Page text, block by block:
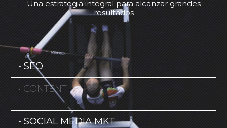
Una estrategia integral para alcanzar grandes
resultados
• SEO
• CONTENT
• SOCIAL MEDIA MKT